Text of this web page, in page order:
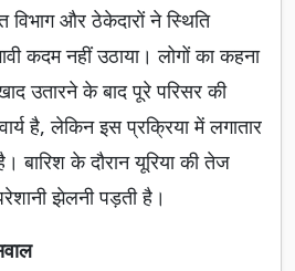
और ठेकेदारों ने स्थिति
कदम नहीं उठाया। लोगों का कहना
उतारने के बाद पूरे परिसर की
है, लेकिन इस प्रक्रिया में लगातार
बारिश के दौरान यूरिया की तेज
झेलनी पड़ती है।